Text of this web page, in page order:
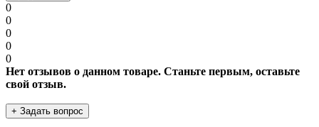
0
0
0
0
0
Нет отзывов о данном товаре. Станьте первым, оставьте
свой отзыв.
+ Задать вопрос